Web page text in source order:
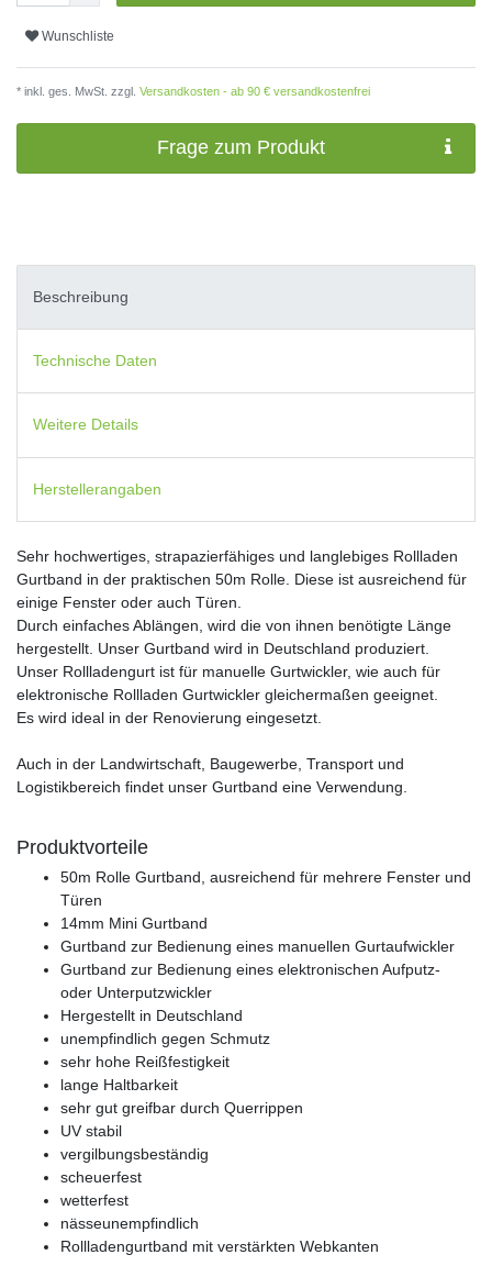
Wunschliste
* inkl. ges. MwSt. zzgl. Versandkosten - ab 90 € versandkostenfrei
Frage zum Produkt
Beschreibung
Technische Daten
Weitere Details
Herstellerangaben
Sehr hochwertiges, strapazierfähiges und langlebiges Rollladen
Gurtband in der praktischen 50m Rolle. Diese ist ausreichend für
einige Fenster oder auch Türen.
Durch einfaches Ablängen, wird die von ihnen benötigte Länge
hergestellt. Unser Gurtband wird in Deutschland produziert.
Unser Rollladengurt ist für manuelle Gurtwickler, wie auch für
elektronische Rollladen Gurtwickler gleichermaßen geeignet.
Es wird ideal in der Renovierung eingesetzt.
Auch in der Landwirtschaft, Baugewerbe, Transport und
Logistikbereich findet unser Gurtband eine Verwendung.
Produktvorteile
50m Rolle Gurtband, ausreichend für mehrere Fenster und
Türen
14mm Mini Gurtband
Gurtband zur Bedienung eines manuellen Gurtaufwickler
Gurtband zur Bedienung eines elektronischen Aufputz-
oder Unterputzwickler
Hergestellt in Deutschland
unempfindlich gegen Schmutz
sehr hohe Reißfestigkeit
lange Haltbarkeit
sehr gut greifbar durch Querrippen
UV stabil
vergilbungsbeständig
scheuerfest
wetterfest
nässeunempfindlich
Rollladengurtband mit verstärkten Webkanten